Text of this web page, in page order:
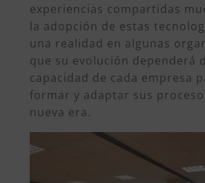
experiencias compartidas
la adopción de estas
una realidad en algunas
que su evolución dependerá
capacidad de cada empresa
formar y adaptar sus
nueva era.